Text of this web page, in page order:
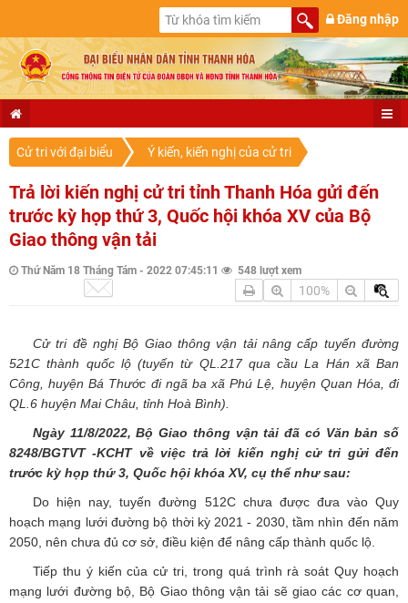
Đăng nhập
Cử tri với đại biểu Ý kiến, kiến nghị của cử tri
Trả lời kiến nghị cử tri tỉnh Thanh Hóa gửi đến
trước kỳ họp thứ 3, Quốc hội khóa XV của Bộ
Giao thông vận tải
Thứ Năm 18 Tháng Tám - 2022 07:45:11 548 lượt xem
100%
Cử tri đề nghị Bộ Giao thông vận tải nâng cấp tuyến đường
521C thành quốc lộ (tuyến từ QL.217 qua cầu La Hán xã Ban
Công, huyện Bá Thước đi ngã ba xã Phú Lệ, huyện Quan Hóa, đi
QL.6 huyện Mai Châu, tỉnh Hoà Bình).
Ngày 11/8/2022, Bộ Giao thông vận tải đã có Văn bản số
8248/BGTVT -KCHT về việc trả lời kiến nghị cử tri gửi đến
trước kỳ họp thứ 3, Quốc hội khóa XV, cụ thể như sau:
Do hiện nay, tuyến đường 512C chưa được đưa vào Quy
hoạch mạng lưới đường bộ thời kỳ 2021 - 2030, tầm nhìn đến năm
2050, nên chưa đủ cơ sở, điều kiện để nâng cấp thành quốc lộ.
Tiếp thu ý kiến của cử tri, trong quá trình rà soát Quy hoạch
mạng lưới đường bộ, Bộ Giao thông vận tải sẽ giao các cơ quan,